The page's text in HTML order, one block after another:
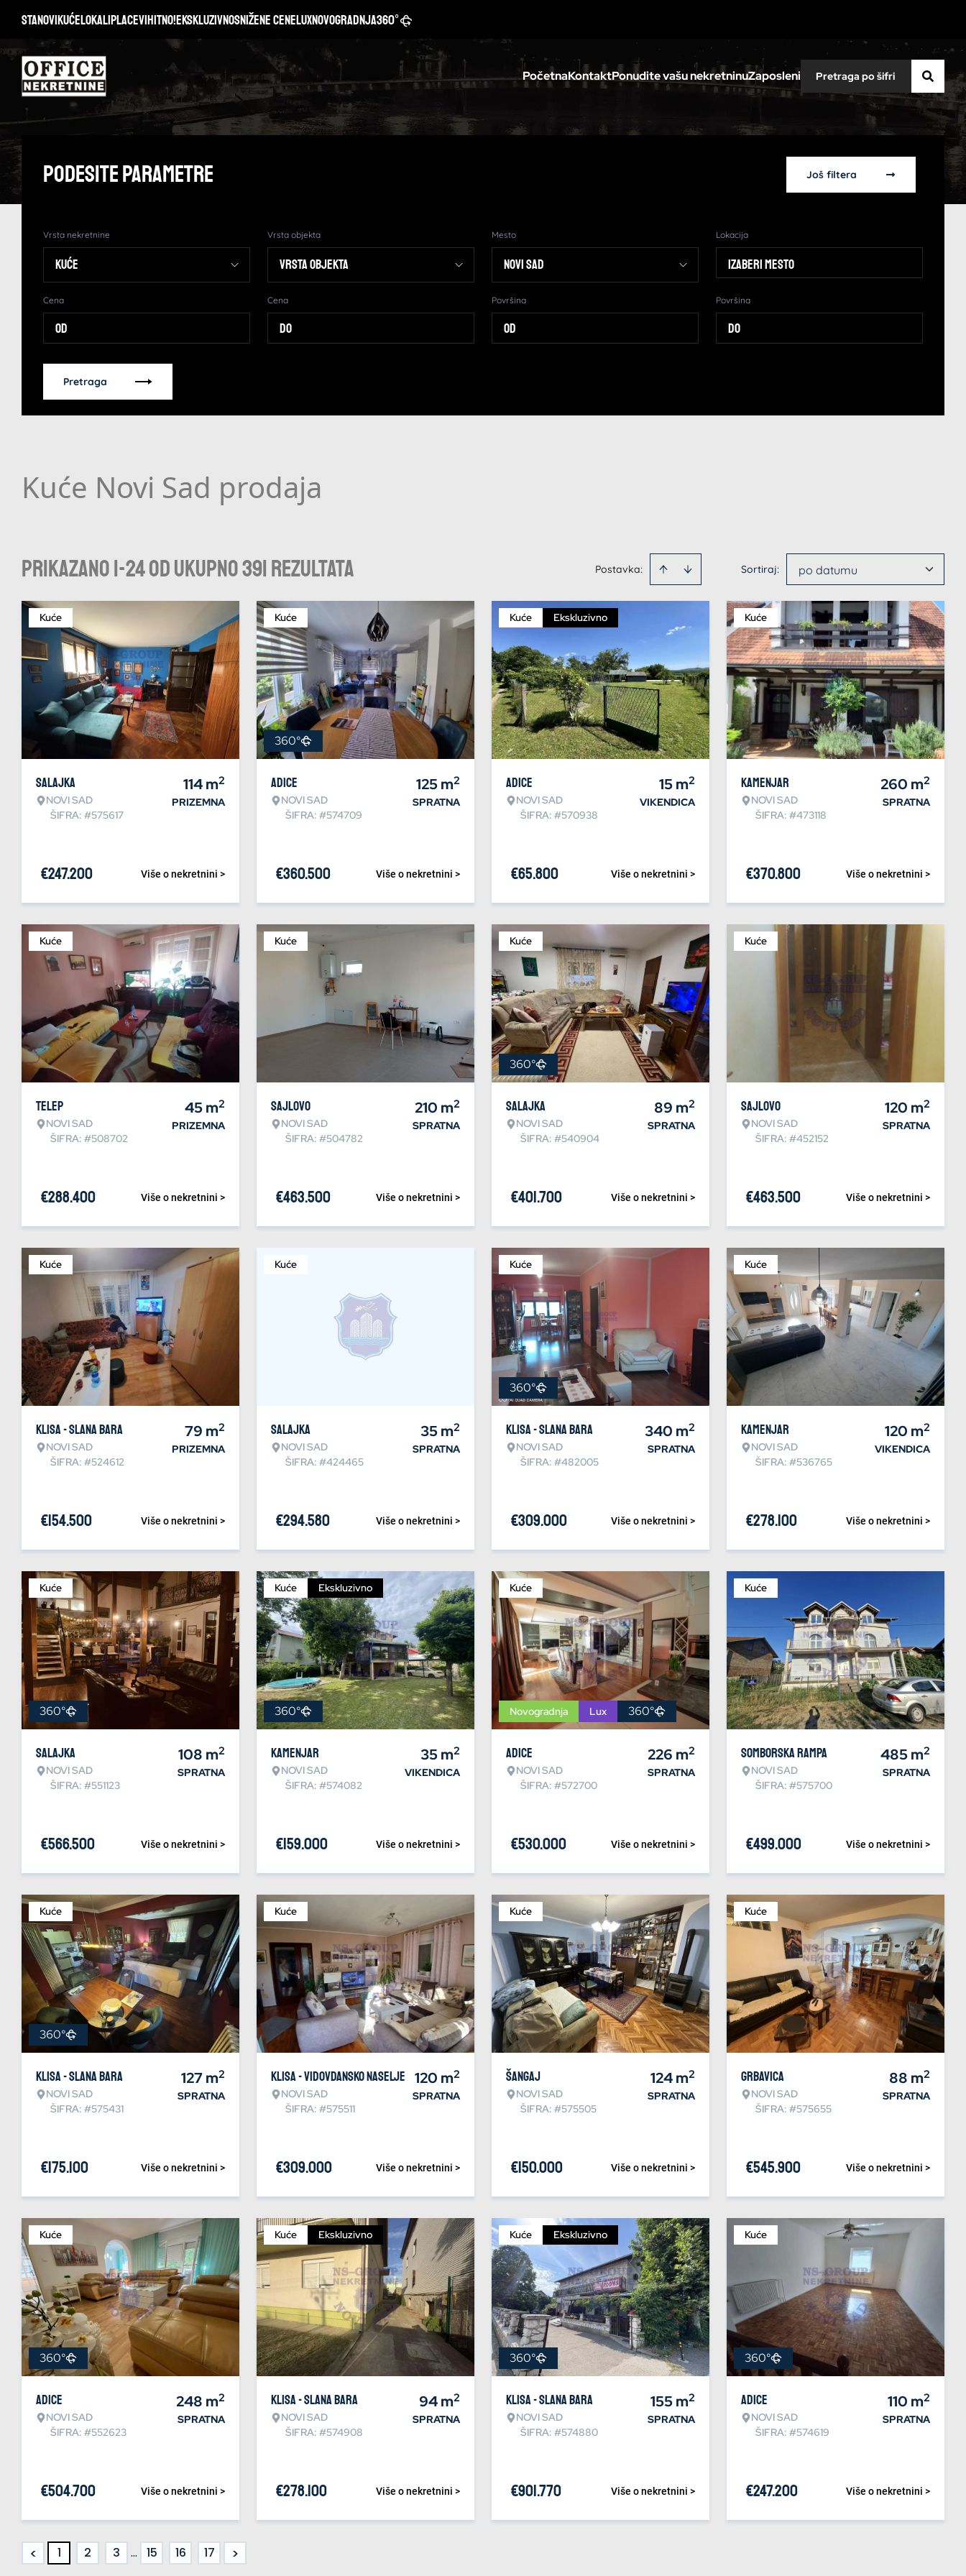
StanoviKućeLokaliPlaceviHitno!EkskluzivnoSnižene ceneLuxNovogradnja360°
PočetnaKontaktPonudite vašu nekretninuZaposleni
Podesite Parametre Još filtera
Vrsta nekretnine Vrsta objekta Mesto Lokacija
Izaberi mesto
Cena Cena Površina Površina
Pretraga
Kuće Novi Sad prodaja
Prikazano 1-24 od ukupno 391 rezultata Postavka: Sortiraj: po datumu
Kuće
Salajka
NOVI SAD
ŠIFRA: #575617
114m2
PRIZEMNA
Više o nekretnini >
€247.200
Kuće
360°
Adice
NOVI SAD
ŠIFRA: #574709
125m2
SPRATNA
Više o nekretnini >
€360.500
Kuće Ekskluzivno
Adice
NOVI SAD
ŠIFRA: #570938
15m2
VIKENDICA
Više o nekretnini >
€65.800
Kuće
Kamenjar
NOVI SAD
ŠIFRA: #473118
260 m2
SPRATNA
Više o nekretnini >
€370.800
Kuće
Telep
NOVI SAD
ŠIFRA: #508702
45m2
PRIZEMNA
Više o nekretnini >
€288.400
Kuće
Sajlovo
NOVI SAD
ŠIFRA: #504782
210 m2
SPRATNA
Više o nekretnini >
€463.500
Kuće
360°
Salajka
NOVI SAD
ŠIFRA: #540904
89 m2
SPRATNA
Više o nekretnini >
€401.700
Kuće
Sajlovo
NOVI SAD
ŠIFRA: #452152
120 m2
SPRATNA
Više o nekretnini >
€463.500
Kuće
Klisa - Slana bara
NOVI SAD
ŠIFRA: #524612
79 m2
PRIZEMNA
Više o nekretnini >
€154.500
Kuće
Salajka
NOVI SAD
ŠIFRA: #424465
35m2
SPRATNA
Više o nekretnini >
€294.580
Kuće
360°
Klisa - Slana bara
NOVI SAD
ŠIFRA: #482005
340 m2
SPRATNA
Više o nekretnini >
€309.000
Kuće
Kamenjar
NOVI SAD
ŠIFRA: #536765
120 m2
VIKENDICA
Više o nekretnini >
€278.100
Kuće
360°
Salajka
NOVI SAD
ŠIFRA: #551123
108 m2
SPRATNA
Više o nekretnini >
€566.500
Kuće Ekskluzivno
360°
Kamenjar
NOVI SAD
ŠIFRA: #574082
35m2
VIKENDICA
Više o nekretnini >
€159.000
Kuće
Novogradnja Lux 360°
Adice
NOVI SAD
ŠIFRA: #572700
226 m2
SPRATNA
Više o nekretnini >
€530.000
Kuće
Somborska rampa
NOVI SAD
ŠIFRA: #575700
485m2
SPRATNA
Više o nekretnini >
€499.000
Kuće
360°
Klisa - Slana bara
NOVI SAD
ŠIFRA: #575431
127m2
SPRATNA
Više o nekretnini >
€175.100
Kuće
Klisa - Vidovdansko naselje
NOVI SAD
ŠIFRA: #575511
120 m2
SPRATNA
Više o nekretnini >
€309.000
Kuće
Šangaj
NOVI SAD
ŠIFRA: #575505
124m2
SPRATNA
Više o nekretnini >
€150.000
Kuće
Grbavica
NOVI SAD
ŠIFRA: #575655
88 m2
SPRATNA
Više o nekretnini >
€545.900
Kuće
360°
Adice
NOVI SAD
ŠIFRA: #552623
248 m2
SPRATNA
Više o nekretnini >
€504.700
Kuće Ekskluzivno
Klisa - Slana bara
NOVI SAD
ŠIFRA: #574908
94m2
SPRATNA
Više o nekretnini >
€278.100
Kuće Ekskluzivno
360°
Klisa - Slana bara
NOVI SAD
ŠIFRA: #574880
155m2
SPRATNA
Više o nekretnini >
€901.770
Kuće
360°
Adice
NOVI SAD
ŠIFRA: #574619
110 m2
SPRATNA
Više o nekretnini >
€247.200
< 1 2 3 ... 15 16 17 >